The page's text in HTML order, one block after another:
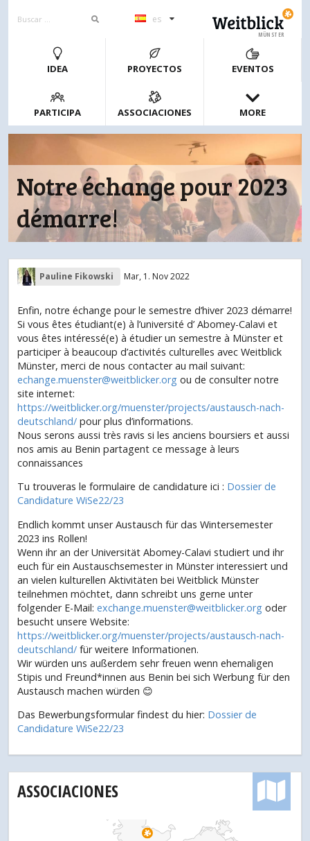
es
MÜNSTER
IDEA PROYECTOS EVENTOS
PARTICIPA ASSOCIACIONES MORE
Notre échange pour 2023
démarre!
Pauline Fikowski Mar, 1. Nov 2022
Enfin, notre échange pour le semestre d’hiver 2023 démarre!
Si vous êtes étudiant(e) à l’université d’ Abomey-Calavi et
vous êtes intéressé(e) à étudier un semestre à Münster et
participer à beaucoup d’activités culturelles avec Weitblick
Münster, merci de nous contacter au mail suivant:
echange.muenster@weitblicker.org ou de consulter notre
site internet:
https://weitblicker.org/muenster/projects/austausch-nach-
deutschland/ pour plus d’informations.
Nous serons aussi très ravis si les anciens boursiers et aussi
nos amis au Benin partagent ce message à leurs
connaissances
Tu trouveras le formulaire de candidature ici : Dossier de
Candidature WiSe22/23
Endlich kommt unser Austausch für das Wintersemester
2023 ins Rollen!
Wenn ihr an der Universität Abomey-Calavi studiert und ihr
euch für ein Austauschsemester in Münster interessiert und
an vielen kulturellen Aktivitäten bei Weitblick Münster
teilnehmen möchtet, dann schreibt uns gerne unter
folgender E-Mail: exchange.muenster@weitblicker.org oder
besucht unsere Website:
https://weitblicker.org/muenster/projects/austausch-nach-
deutschland/ für weitere Informationen.
Wir würden uns außerdem sehr freuen wenn ehemaligen
Stipis und Freund*innen aus Benin bei sich Werbung für den
Austausch machen würden 😊
Das Bewerbungsformular findest du hier: Dossier de
Candidature WiSe22/23
ASSOCIACIONES